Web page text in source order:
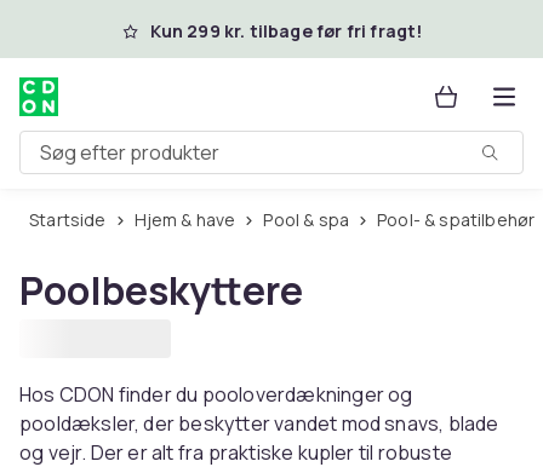
Spring til hovedindhold
Kun 299 kr. tilbage før fri fragt!
Søg efter produkter
Startside Hjem & have Pool & spa Pool- & spatilbehør
Poolbeskyttere
Hos CDON finder du pooloverdækninger og
pooldæksler, der beskytter vandet mod snavs, blade
og vejr. Der er alt fra praktiske kupler til robuste